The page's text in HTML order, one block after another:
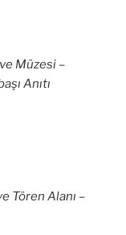
Müzesi –
Anıtı
Tören Alanı –